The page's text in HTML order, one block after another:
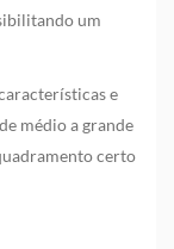
um
e
médio a grande
certo